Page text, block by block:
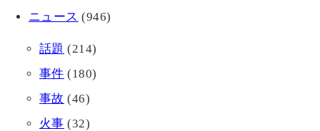
ニュース (946)
話題 (214)
事件 (180)
事故 (46)
火事 (32)